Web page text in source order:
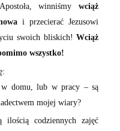
winniśmywciąż
i przecierać Jezusowi
swoich bliskich!Wciąż
wszystko!
w domu, lub w pracy – są
mojej wiary?
ilością codziennych zajęć